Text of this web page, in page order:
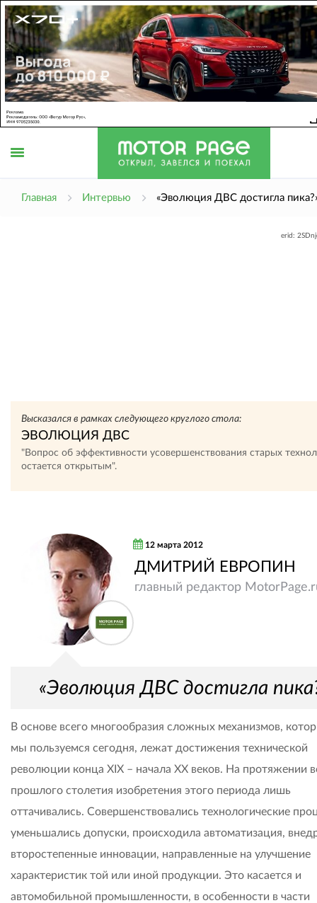
Главная Интервью «Эволюция ДВС достигла
erid:
Высказался в рамках следующего круглого стола:
ЭВОЛЮЦИЯ ДВС
"Вопрос об эффективности усовершенствования старых
остается открытым".
12 марта 2012
ДМИТРИЙ ЕВРОПИН
главный редактор
«Эволюция ДВС достигла
В основе всего многообразия сложных механизмов,
мы пользуемся сегодня, лежат достижения технической
революции конца XIX – начала XX веков. На протяжении
прошлого столетия изобретения этого периода лишь
оттачивались. Совершенствовались технологические
уменьшались допуски, происходила автоматизация,
второстепенные инновации, направленные на улучшение
характеристик той или иной продукции. Это касается и
автомобильной промышленности, в особенности в части